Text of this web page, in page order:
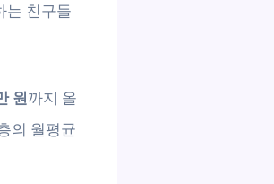
는 친구들
원까지 올
의 월평균